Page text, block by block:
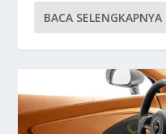
BACA SELENGKAPNYA